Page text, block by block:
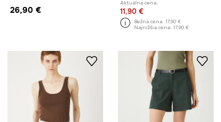
26,90 €
Aktuálna cena:
11,90 €
Bežná cena: 17,90 €
Najnižšia cena: 17,90 €